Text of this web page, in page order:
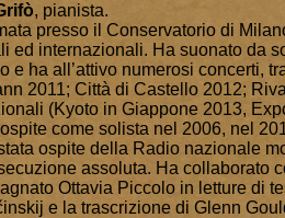
, pianista.
presso il Conservatorio di
ed internazionali. Ha suonato da
e ha all’attivo numerosi concerti,
2011; Città di Castello 2012;
(Kyoto in Giappone 2013,
ospite come solista nel 2006, nel
ospite della Radio nazionale
assoluta. Ha collaborato
Ottavia Piccolo in letture di
e la trascrizione di Glenn